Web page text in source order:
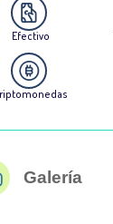
Efectivo
Galería